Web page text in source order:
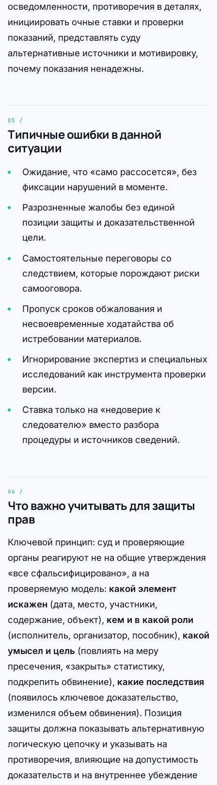
осведомленности, противоречия в деталях,
инициировать очные ставки и проверки
показаний, представлять суду
альтернативные источники и мотивировку,
почему показания ненадежны.
Типичные ошибки в данной
ситуации
Ожидание, что «само рассосется», без
фиксации нарушений в моменте.
Разрозненные жалобы без единой
позиции защиты и доказательственной
цели.
Самостоятельные переговоры со
следствием, которые порождают риски
самооговора.
Пропуск сроков обжалования и
несвоевременные ходатайства об
истребовании материалов.
Игнорирование экспертиз и специальных
исследований как инструмента проверки
версии.
Ставка только на «недоверие к
следователю» вместо разбора
процедуры и источников сведений.
Что важно учитывать для защиты
прав
Ключевой принцип: суд и проверяющие
органы реагируют не на общие утверждения
«все сфальсифицировано», а на
проверяемую модель: какой элемент
искажен (дата, место, участники,
содержание, объект), кем и в какой роли
(исполнитель, организатор, пособник), какой
умысел и цель (повлиять на меру
пресечения, «закрыть» статистику,
подкрепить обвинение), какие последствия
(появилось ключевое доказательство,
изменился объем обвинения). Позиция
защиты должна показывать альтернативную
логическую цепочку и указывать на
противоречия, влияющие на допустимость
доказательств и на внутреннее убеждение